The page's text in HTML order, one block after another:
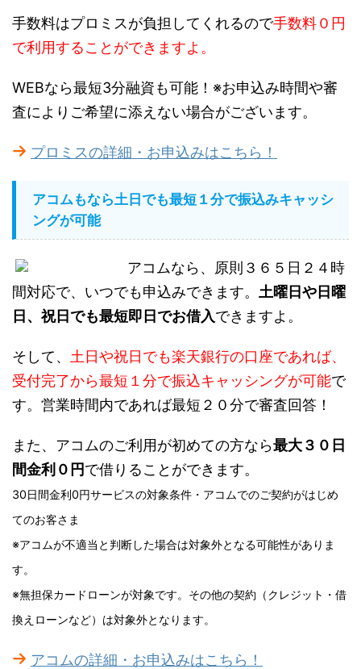
手数料はプロミスが負担してくれるので手数料０円
で利用することができますよ。
WEBなら最短3分融資も可能！※お申込み時間や審
査によりご希望に添えない場合がございます。
プロミスの詳細・お申込みはこちら！
アコムもなら土日でも最短１分で振込みキャッシ
ングが可能
アコムなら、原則３６５日２４時
間対応で、いつでも申込みできます。 土曜日や日曜
日、祝日でも最短即日でお借入できますよ。
そして、 土日や祝日でも楽天銀行の口座であれば、
受付完了から最短１分で振込キャッシングが可能で
す。営業時間内であれば最短２０分で審査回答！
また、アコムのご利用が初めての方なら最大３０日
間金利０円で借りることができます。
30日間金利0円サービスの対象条件・アコムでのご契約がはじめ
てのお客さま
※アコムが不適当と判断した場合は対象外となる可能性がありま
す。
※無担保カードローンが対象です。その他の契約（クレジット・借
換えローンなど）は対象外となります。
アコムの詳細・お申込みはこちら！